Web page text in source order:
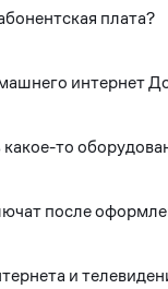
плата?
интернет
то
после
и